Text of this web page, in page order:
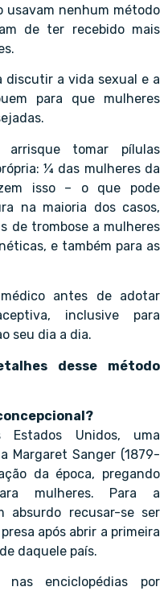
usavam nenhum método
de ter recebido mais
discutir a vida sexual e a
para que mulheres
tomar pílulas
¼ das mulheres da
isso – o que pode
na maioria dos casos,
de trombose a mulheres
e também para as
antes de adotar
inclusive para
seu dia a dia.
desse método
Unidos, uma
Margaret Sanger (1879-
da época, pregando
mulheres. Para a
absurdo recusar-se ser
após abrir a primeira
daquele país.
enciclopédias por